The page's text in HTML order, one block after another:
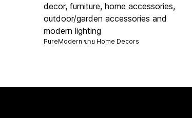
decor, furniture, home accessories,
outdoor/garden accessories and
modern lighting
PureModern ขาย Home Decors